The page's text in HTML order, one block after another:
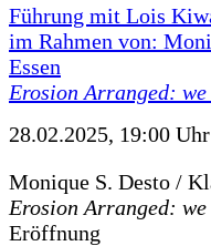
Führung mit Lois
im Rahmen von:
Essen
Erosion Arranged:
28.02.2025, 19:00 Uhr
Monique S. Desto /
Erosion Arranged:
Eröffnung